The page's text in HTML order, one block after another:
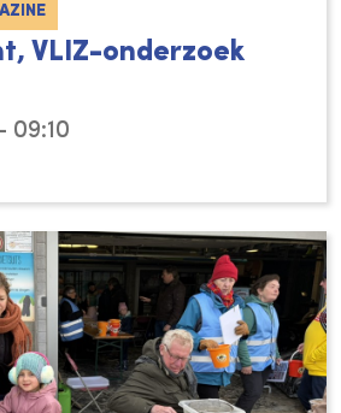
VLIZ-onderzoek
09:10